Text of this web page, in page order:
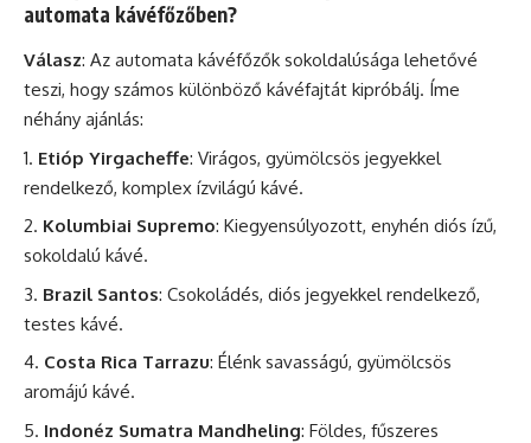
automata kávéfőzőben?
Válasz: Az automata kávéfőzők sokoldalúsága lehetővé
teszi, hogy számos különböző kávéfajtát kipróbálj. Íme
néhány ajánlás:
Etióp Yirgacheffe: Virágos, gyümölcsös jegyekkel
rendelkező, komplex ízvilágú kávé.
Kolumbiai Supremo: Kiegyensúlyozott, enyhén diós ízű,
sokoldalú kávé.
Brazil Santos: Csokoládés, diós jegyekkel rendelkező,
testes kávé.
Costa Rica Tarrazu: Élénk savasságú, gyümölcsös
aromájú kávé.
Indonéz Sumatra Mandheling: Földes, fűszeres